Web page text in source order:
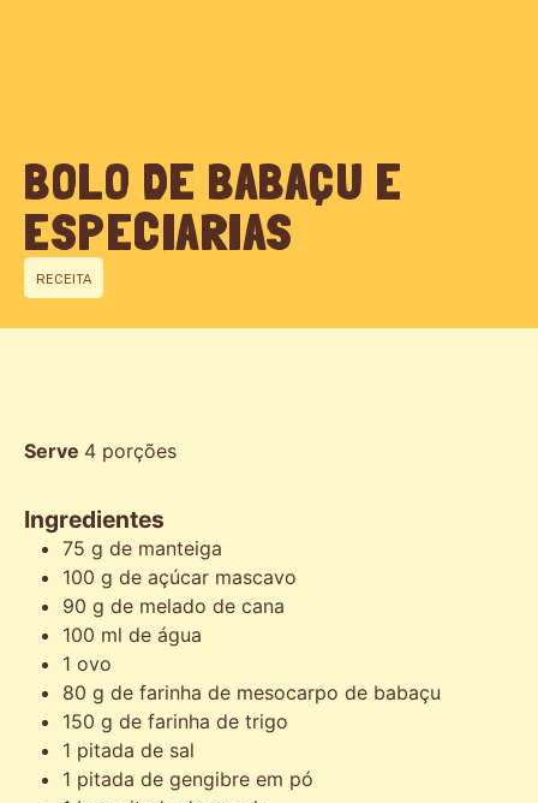
BOLO DE BABAÇU E
ESPECIARIAS
RECEITA
Serve 4 porções
Ingredientes
75 g de manteiga
100 g de açúcar mascavo
90 g de melado de cana
100 ml de água
1 ovo
80 g de farinha de mesocarpo de babaçu
150 g de farinha de trigo
1 pitada de sal
1 pitada de gengibre em pó